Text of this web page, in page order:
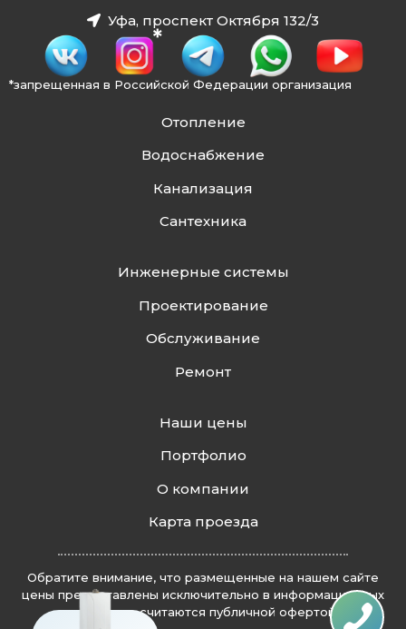
Уфа, проспект Октября 132/3
*запрещенная в Российской Федерации организация
Отопление
Водоснабжение
Канализация
Сантехника
Инженерные системы
Проектирование
Обслуживание
Ремонт
Наши цены
Портфолио
О компании
Карта проезда
Обратите внимание, что размещенные на нашем сайте
цены предоставлены исключительно в информационных
целях и не считаются публичной офертой.